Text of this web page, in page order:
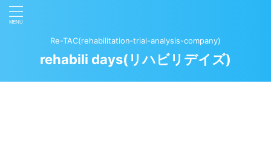
Re-TAC(rehabilitation‐trial-analysis-company)
rehabili days(リハビリデイズ)